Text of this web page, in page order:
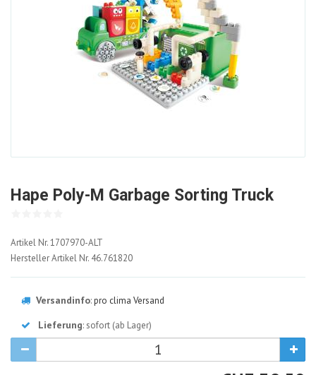
Hape Poly-M Garbage Sorting Truck
1707970-
ALT
Artikel Nr.1707970-ALT
Hersteller Artikel Nr. 46.761820
Versandinfo:pro clima Versand
Lieferung: sofort (ab Lager)